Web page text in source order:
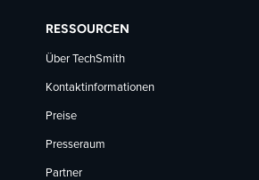
RESSOURCEN
Über TechSmith
Kontaktinformationen
Preise
Presseraum
Partner